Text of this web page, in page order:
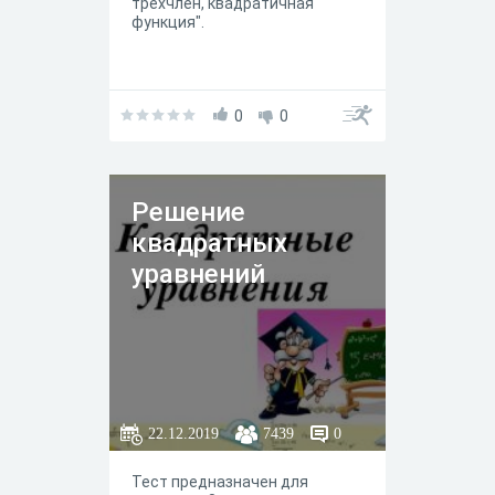
функция".
0 0
Решение
квадратных
уравнений
22.12.2019 7439 0
Тест предназначен для